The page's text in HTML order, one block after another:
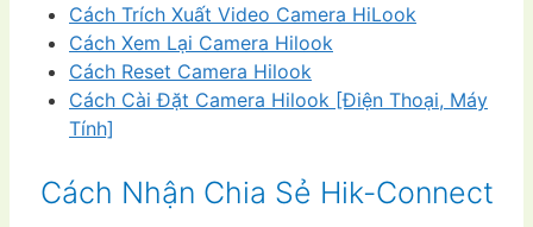
Cách Trích Xuất Video Camera HiLook
Cách Xem Lại Camera Hilook
Cách Reset Camera Hilook
Cách Cài Đặt Camera Hilook [Điện Thoại, Máy
Tính]
Cách Nhận Chia Sẻ Hik-Connect